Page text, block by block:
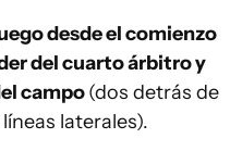
desde el comienzo
del cuarto árbitro y
campo(dos detrás de
laterales).